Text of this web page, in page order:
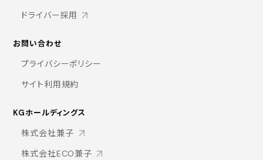
ドライバー採用
お問い合わせ
プライバシーポリシー
サイト利用規約
KGホールディングス
株式会社兼子
株式会社ECO兼子